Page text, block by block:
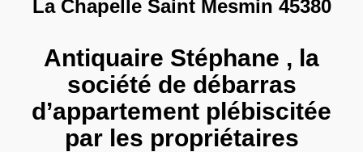
La Chapelle Saint Mesmin 45380
Antiquaire Stéphane , la
société de débarras
d’appartement plébiscitée
par les propriétaires